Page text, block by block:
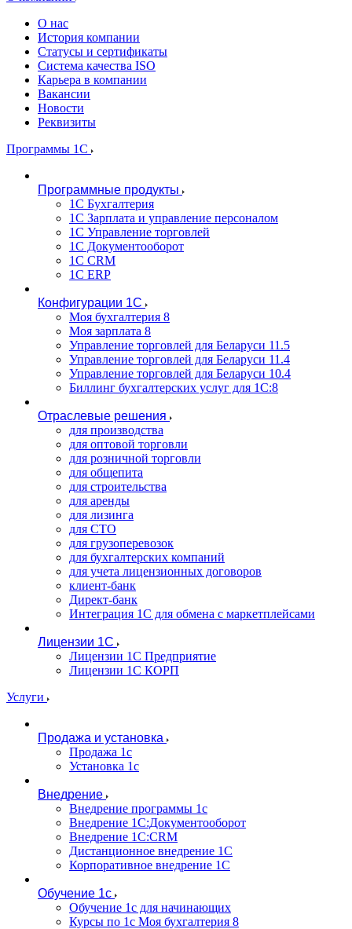
О нас
История компании
Статусы и сертификаты
Система качества ISO
Карьера в компании
Вакансии
Новости
Реквизиты
Программы 1С
Программные продукты
1С Бухгалтерия
1С Зарплата и управление персоналом
1С Управление торговлей
1С Документооборот
1С CRM
1С ERP
Конфигурации 1С
Моя бухгалтерия 8
Моя зарплата 8
Управление торговлей для Беларуси 11.5
Управление торговлей для Беларуси 11.4
Управление торговлей для Беларуси 10.4
Биллинг бухгалтерских услуг для 1С:8
Отраслевые решения
для производства
для оптовой торговли
для розничной торговли
для общепита
для строительства
для аренды
для лизинга
для СТО
для грузоперевозок
для бухгалтерских компаний
для учета лицензионных договоров
клиент-банк
Директ-банк
Интеграция 1C для обмена с маркетплейсами
Лицензии 1С
Лицензии 1С Предприятие
Лицензии 1С КОРП
Услуги
Продажа и установка
Продажа 1с
Установка 1с
Внедрение
Внедрение программы 1с
Внедрение 1С:Документооборот
Внедрение 1С:CRM
Дистанционное внедрение 1С
Корпоративное внедрение 1С
Обучение 1с
Обучение 1с для начинающих
Курсы по 1с Моя бухгалтерия 8